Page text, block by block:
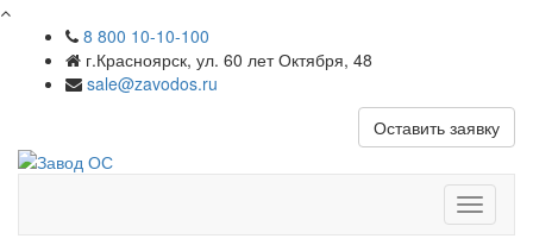
8 800 10-10-100
г.Красноярск, ул. 60 лет Октября, 48
sale@zavodos.ru
Оставить заявку
меню